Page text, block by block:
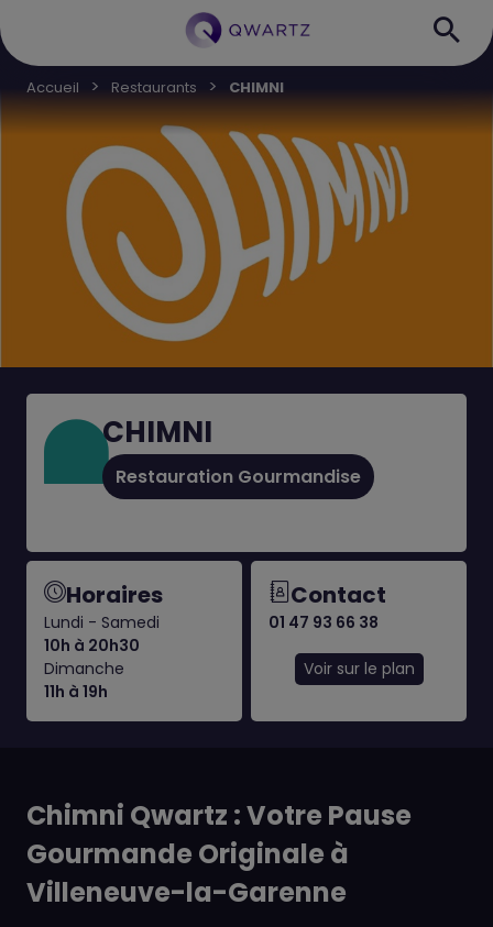
Accueil Restaurants CHIMNI
CHIMNI
Restauration Gourmandise
Horaires
Lundi - Samedi
10h à 20h30
Dimanche
11h à 19h
Contact
01 47 93 66 38
Voir sur le plan
Chimni Qwartz : Votre Pause
Gourmande Originale à
Villeneuve-la-Garenne